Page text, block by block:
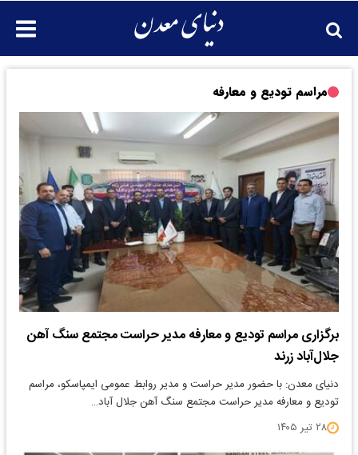
مراسم تودیع و معارفه
برگزاری مراسم تودیع و معارفه مدیر حراست مجتمع سنگ آهن
جلال‌آباد زرند
دنیای معدن: با حضور مدیر حراست و مدیر روابط عمومی ایمپاسکو، مراسم
تودیع و معارفه مدیر حراست مجتمع سنگ آهن جلال آباد…
۲۸ تیر ۱۴۰۵